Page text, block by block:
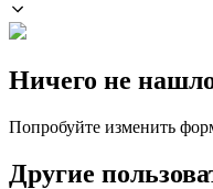
Ничего не
Попробуйте изменить
Другие